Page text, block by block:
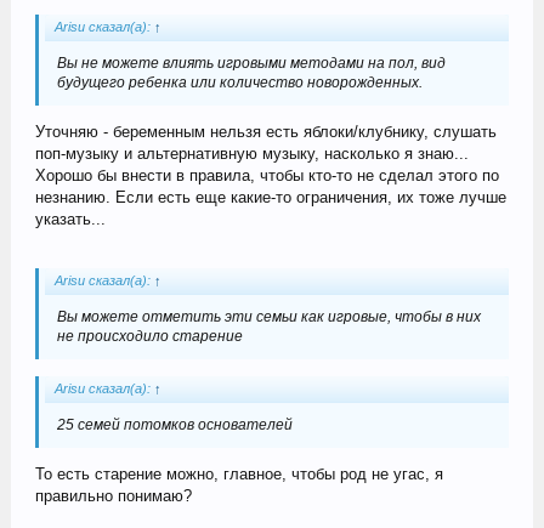
Arisu сказал(а): ↑
Вы не можете влиять игровыми методами на пол, вид
будущего ребенка или количество новорожденных.
Уточняю - беременным нельзя есть яблоки/клубнику, слушать
поп-музыку и альтернативную музыку, насколько я знаю...
Хорошо бы внести в правила, чтобы кто-то не сделал этого по
незнанию. Если есть еще какие-то ограничения, их тоже лучше
указать...
Arisu сказал(а): ↑
Вы можете отметить эти семьи как игровые, чтобы в них
не происходило старение
Arisu сказал(а): ↑
25 семей потомков основателей
То есть старение можно, главное, чтобы род не угас, я
правильно понимаю?